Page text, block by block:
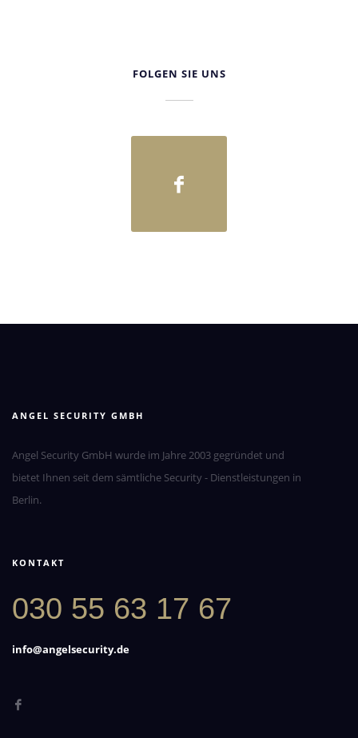
FOLGEN SIE UNS
ANGEL SECURITY GMBH
Angel Security GmbH wurde im Jahre 2003 gegründet und
bietet Ihnen seit dem sämtliche Security - Dienstleistungen in
Berlin.
KONTAKT
030 55 63 17 67
info@angelsecurity.de